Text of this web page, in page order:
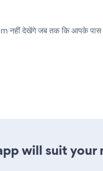
देखेंगे जब तक कि आपके पास
will suit your